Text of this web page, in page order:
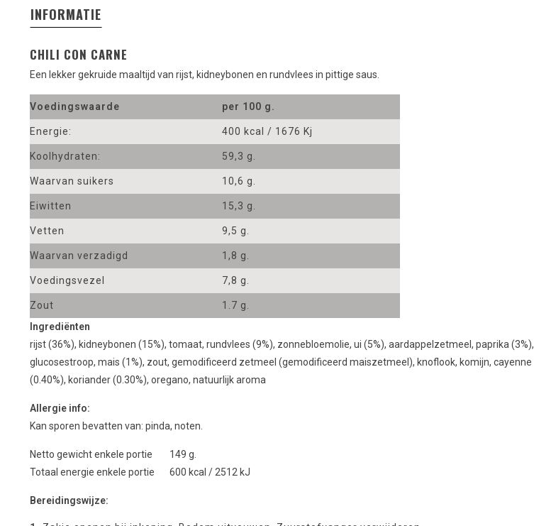
INFORMATIE
CHILI CON CARNE
Een lekker gekruide maaltijd van rijst, kidneybonen en rundvlees in pittige saus.
Voedingswaarde per 100 g.
Energie: 400 kcal / 1676 Kj
Koolhydraten: 59,3 g.
Waarvan suikers 10,6 g.
Eiwitten 15,3 g.
Vetten 9,5 g.
Waarvan verzadigd 1,8 g.
Voedingsvezel 7,8 g.
Zout
1.7 g.
Ingrediënten
rijst (36%), kidneybonen (15%), tomaat, rundvlees (9%), zonnebloemolie, ui (5%), aardappelzetmeel, paprika (3%),
glucosestroop, mais (1%), zout, gemodificeerd zetmeel (gemodificeerd maiszetmeel), knoflook, komijn, cayenne
(0.40%), koriander (0.30%), oregano, natuurlijk aroma
Allergie info:
Kan sporen bevatten van: pinda, noten.
Netto gewicht enkele portie 149 g.
Totaal energie enkele portie 600 kcal / 2512 kJ
Bereidingswijze: